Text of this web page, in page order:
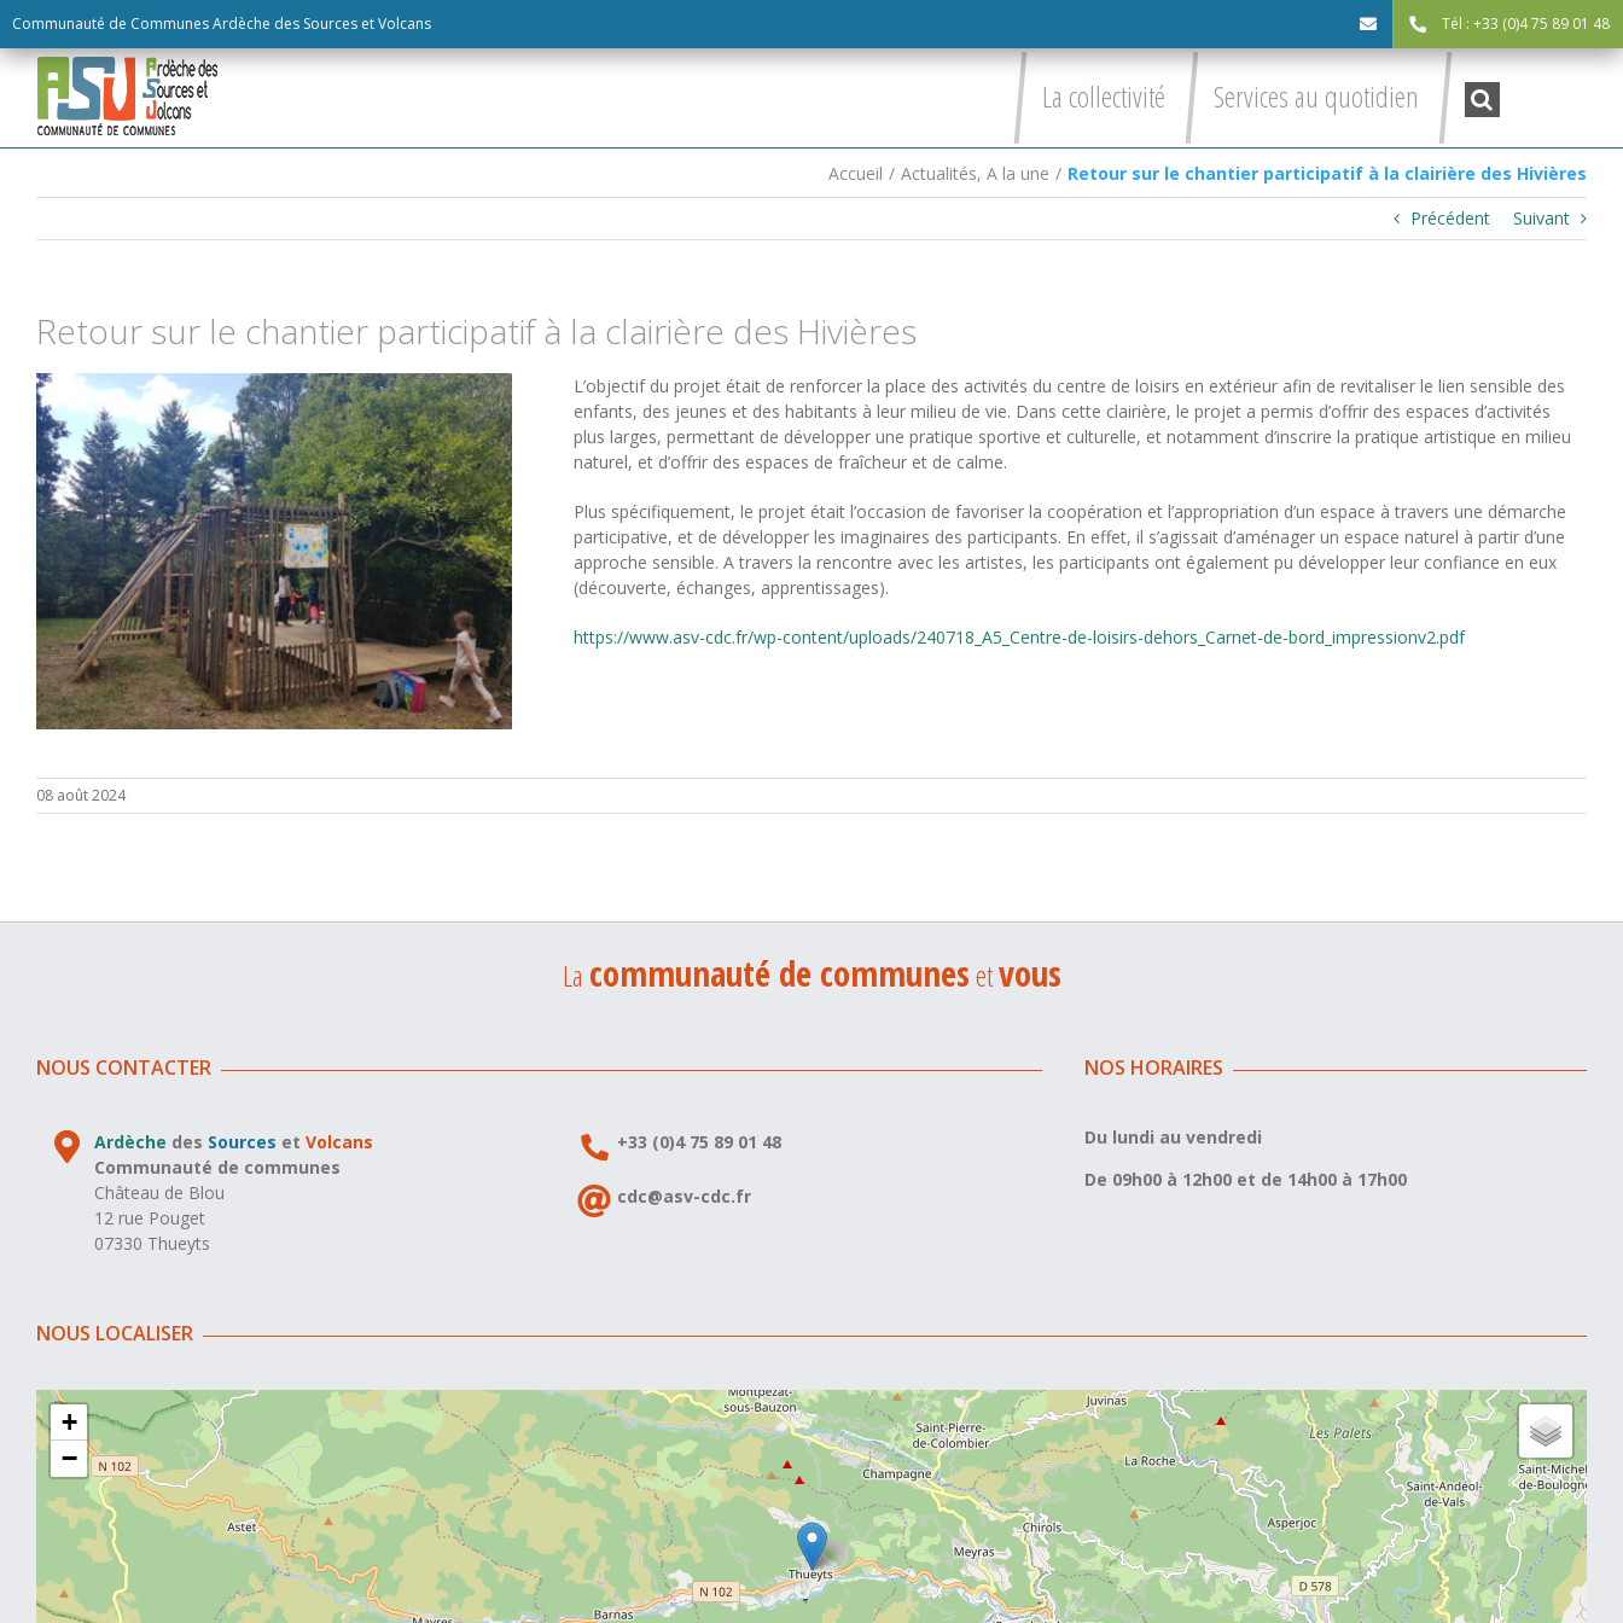
Communauté de Communes Ardèche des Sources et Volcans Tél : +33 (0)4 75 89 01 48
to
content
La collectivité Services au quotidien Recherche
:
Accueil / Actualités, A la une / Retour sur le chantier participatif à la clairière des Hivières
Précédent
Suivant
Retour sur le chantier participatif à la clairière des Hivières
L’objectif du projet était de renforcer la place des activités du centre de loisirs en extérieur afin de revitaliser le lien sensible des
enfants, des jeunes et des habitants à leur milieu de vie. Dans cette clairière, le projet a permis d’offrir des espaces d’activités
plus larges, permettant de développer une pratique sportive et culturelle, et notamment d’inscrire la pratique artistique en milieu
naturel, et d’offrir des espaces de fraîcheur et de calme.
Plus spécifiquement, le projet était l’occasion de favoriser la coopération et l’appropriation d’un espace à travers une démarche
participative, et de développer les imaginaires des participants. En effet, il s’agissait d’aménager un espace naturel à partir d’une
approche sensible. A travers la rencontre avec les artistes, les participants ont également pu développer leur confiance en eux
(découverte, échanges, apprentissages).
https://www.asv-cdc.fr/wp-content/uploads/240718_A5_Centre-de-loisirs-dehors_Carnet-de-bord_impressionv2.pdf
08 août 2024
La communauté de communesetvous
NOUS CONTACTER
Ardèche des Sources etVolcans
Communauté de communes
Château de Blou
12 rue Pouget
07330 Thueyts
+33 (0)4 75 89 01 48
cdc@asv-cdc.fr
NOS HORAIRES
Du lundi au vendredi
De 09h00 à 12h00 et de 14h00 à 17h00
NOUS LOCALISER
+
−